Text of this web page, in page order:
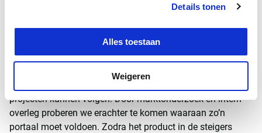
Details tonen
Alles toestaan
Weigeren
‘Bij de ontwikkeling van digitale producten werken we
nauw samen met onze collega’s. We bedenken immers
oplossingen voor hun uitdagingen. Een voorbeeld is het
Klantenportaal; een online omgeving waarin
opdrachtgevers van Witteveen+Bos de voortgang van
projecten kunnen volgen. Door marktonderzoek en intern
overleg proberen we erachter te komen waaraan zo’n
portaal moet voldoen. Zodra het product in de steigers